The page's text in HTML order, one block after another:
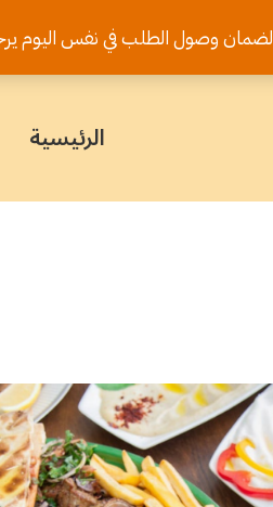
لضمان وصول الطلب في نفس اليوم يرجى تثبيت الطلب قبل
الرئيسية